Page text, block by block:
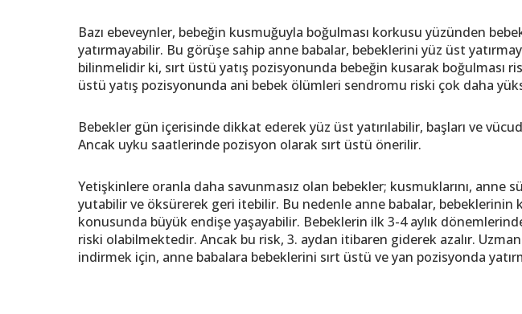
Bazı ebeveynler, bebeğin kusmuğuyla boğulması korkusu yüzünden
yatırmayabilir. Bu görüşe sahip anne babalar, bebeklerini yüz üst
bilinmelidir ki, sırt üstü yatış pozisyonunda bebeğin kusarak boğulması
üstü yatış pozisyonunda ani bebek ölümleri sendromu riski çok daha
Bebekler gün içerisinde dikkat ederek yüz üst yatırılabilir, başları ve
Ancak uyku saatlerinde pozisyon olarak sırt üstü önerilir.
Yetişkinlere oranla daha savunmasız olan bebekler; kusmuklarını, anne
yutabilir ve öksürerek geri itebilir. Bu nedenle anne babalar, bebeklerinin
konusunda büyük endişe yaşayabilir. Bebeklerin ilk 3-4 aylık
riski olabilmektedir. Ancak bu risk, 3. aydan itibaren giderek azalır.
indirmek için, anne babalara bebeklerini sırt üstü ve yan pozisyonda